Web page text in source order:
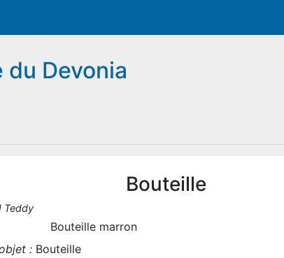
du Devonia
Teddy
Bouteille
Bouteille marron
:Bouteille